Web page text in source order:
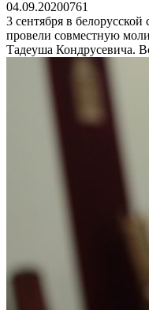
04.09.20200761
3 сентября в
провели совместную
Тадеуша Кондрусевича.